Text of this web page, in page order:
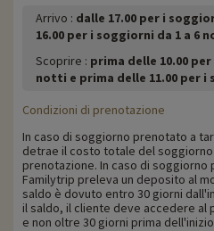
Arrivo : dalle 17.00 per i
16.00 per i soggiorni da 1 a 6
Scoprire : prima delle 10.00
notti e prima delle 11.00 per i
Condizioni di prenotazione
In caso di soggiorno prenotato a
detrae il costo totale del
prenotazione. In caso di
Familytrip preleva un deposito al
saldo è dovuto entro 30 giorni
il saldo, il cliente deve accedere
e non oltre 30 giorni prima